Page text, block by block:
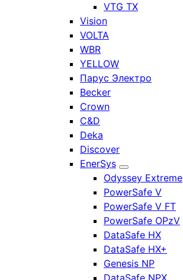
VTG TX
Vision
VOLTA
WBR
YELLOW
Парус Электро
Becker
Crown
C&D
Deka
Discover
EnerSys
Odyssey Extreme
PowerSafe V
PowerSafe V FT
PowerSafe OPzV
DataSafe HX
DataSafe HX+
Genesis NP
DataSafe NPX